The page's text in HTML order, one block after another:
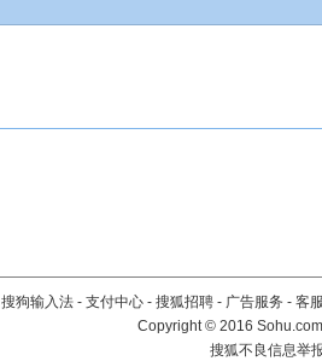
搜狗输入法 - 支付中心 - 搜狐招聘 - 广告服务 - 客
Copyright©2016
搜狐不良信息举